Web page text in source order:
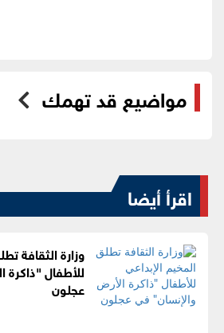
مواضيع قد تهمك
اقرأ أيضا
وزارة الثقافة
للأطفال
عجلون